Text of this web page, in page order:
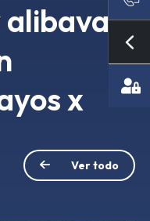
alibava
x
Ver todo